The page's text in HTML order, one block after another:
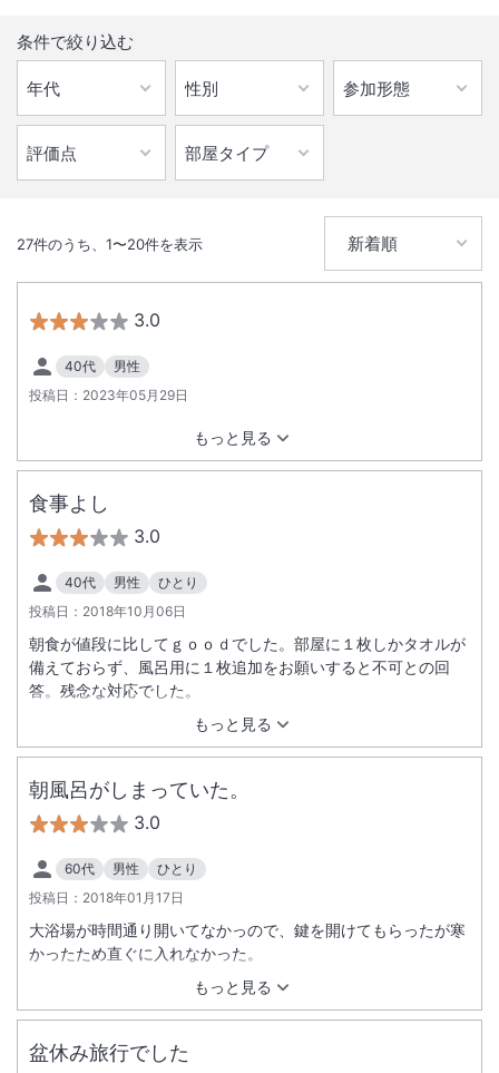
南稚内駅から徒歩５分のところに位置し、コンビニ・飲食店街・郵便
局・ドラックストアー等観光・ビジネスに最適。全室無線ＬＡＮ接続可
総客室数34室
大浴場あり
温泉
駅徒歩5分
施設からのお知らせ
冬期は路線が凍結するおそれがありますのでタイヤチェーンをお持ちく
ださい。
条件で絞り込む
27件のうち、 1〜20件を表示
3.0
40代
男性
投稿日： 2023年05月29日
もっと見る
食事よし
3.0
40代 男性
ひとり
投稿日： 2018年10月06日
もっと見る
朝食が値段に比してｇｏｏｄでした。部屋に１枚しかタオルが
備えておらず、風呂用に１枚追加をお願いすると不可との回
答。残念な対応でした。
朝風呂がしまっていた。
3.0
60代 男性
ひとり
投稿日： 2018年01月17日
もっと見る
大浴場が時間通り開いてなかっので、鍵を開けてもらったが寒
かったため直ぐに入れなかった。
盆休み旅行でした